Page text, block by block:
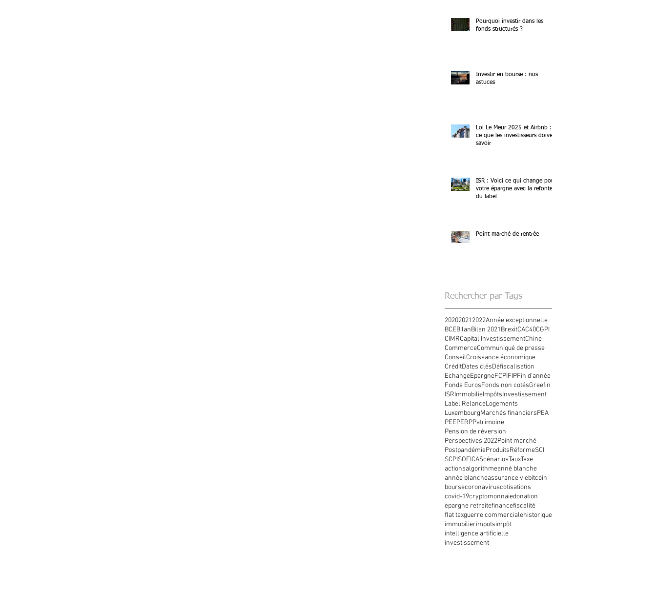
Pourquoi investir dans les
fonds structurés ?
Investir en bourse : nos
astuces
Loi Le Meur 2025 et Airbnb :
ce que les investisseurs doivent
savoir
ISR : Voici ce qui change pour
votre épargne avec la refonte
du label
Point marché de rentrée
Rechercher par Tags
202020212022Année exceptionnelle
BCEBilanBilan 2021BrexitCAC40CGPI
CIMRCapital InvestissementChine
CommerceCommuniqué de presse
ConseilCroissance économique
CréditDates clésDéfiscalisation
EchangeEpargneFCPIFIPFin d'année
Fonds EurosFonds non cotésGreefin
ISRImmobilieImpôtsInvestissement
Label RelanceLogements
LuxembourgMarchés financiersPEA
PEEPERPPatrimoine
Pension de réversion
Perspectives 2022Point marché
PostpandémieProduitsRéformeSCI
SCPISOFICAScénariosTauxTaxe
actionsalgorithmeanné blanche
année blancheassurance viebitcoin
boursecoronaviruscotisations
covid-19cryptomonnaiedonation
epargne retraitefinancefiscalité
flat taxguerre commercialehistorique
immobilierimpotsimpôt
intelligence artificielle
investissement